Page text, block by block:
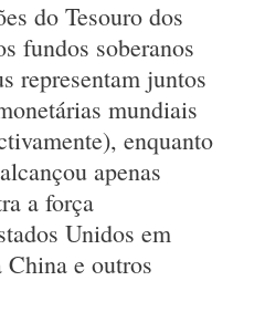
do Tesouro dos
fundos soberanos
representam juntos
mundiais
enquanto
apenas
a força
Unidos em
China e outros